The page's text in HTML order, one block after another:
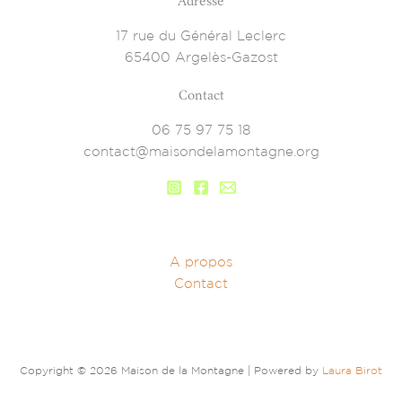
17 rue du Général Leclerc
65400 Argelès-Gazost
Contact
06 75 97 75 18
contact@maisondelamontagne.org
A propos
Contact
Copyright © 2026 Maison de la Montagne | Powered by Laura Birot